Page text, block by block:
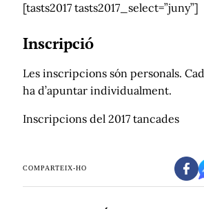
[tasts2017 tasts2017_select=”juny”]
Inscripció
Les inscripcions són personals.
ha d’apuntar individualment.
Inscripcions del 2017 tancades
COMPARTEIX-HO